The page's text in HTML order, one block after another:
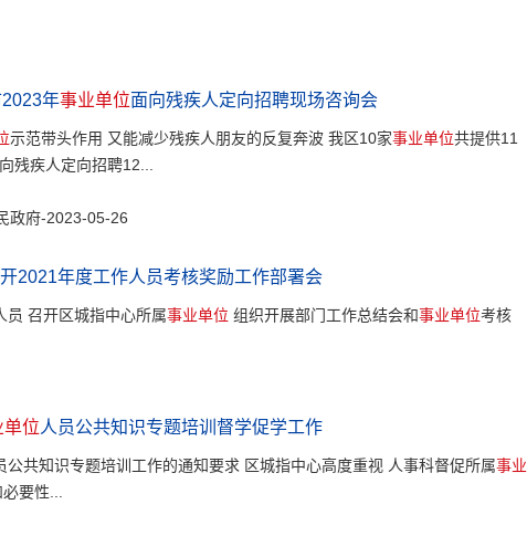
年事业单位面向残疾人定向招聘现场咨询会
示范带头作用 又能减少残疾人朋友的反复奔波 我区10家事业单位共提供11
残疾人定向招聘12...
政府-2023-05-26
2021年度工作人员考核奖励工作部署会
员 召开区城指中心所属事业单位 组织开展部门工作总结会和事业单位考核
单位人员公共知识专题培训督学促学工作
公共知识专题培训工作的通知要求 区城指中心高度重视 人事科督促所属事业
要性...